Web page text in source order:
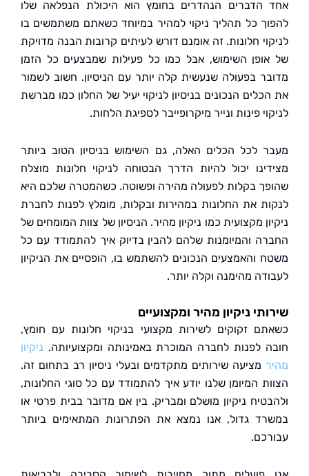
הדברים הנהדרים בחומץ הוא היכולת הנפלאה שלו
כל תהליך ניקוי למהיר במיוחד כשאתם משתמשים בו
חלונות. זה אומנם דורש לעיתים קרובות הבנה מדויקת
השימוש, אבל כמו כל פעילות שמבצעים כל הזמן
בפעולה שנעשית קלה יותר עם הניסיון. חשוב לשמור
הנכונים בניסיון לניקוי יעיל של החלון כמו מברשת
פינות ונייר מיקרופייבר לספיגת הלחות.
לכל הכלים האלה, גם השימוש בניסיון הטוב ביותר
יכול להיות הדרך הבטוחה לניקוי חלונות מוצלח
בקלות לפעולה מהירה ופשוטה. כשהמטרה שלכם היא
את החלונות במהירות ובקלות, מומלץ לפנות לחברת
מקצועית כמו ניקיון מהיר. הניסיון של צוות המומחים של
והמיומנות שלהם להבין בדיוק איך להתמודד עם כל
והאמצעים הנכונים להשתמש בו, הופסיים את הניקיון
מהימנה וקלה יותר.
ניקיון מהיר ומקצועיים
זקוקים לשירות מקצועי בניקוי חלונות עם חומץ,
לפנות לחברה המוכרת באמינותה ומקצועיותה.ניקיון
מציעה שירותים מתקדמים ובעלי ניסיון רב בתחום זה.
המיומן שלנו יודע איך להתמודד עם כל סוגי החלונות,
ניקיון מושלם ומבריק. בין אם מדובר בבית פרטי או
גדול, אנו נמצא את הפתרונות המתאימים ביותר